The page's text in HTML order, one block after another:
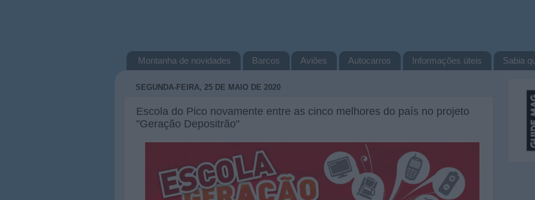
Montanha de novidades Barcos Aviões Autocarros Informações úteis Sabia
SEGUNDA-FEIRA, 25 DE MAIO DE 2020
Escola do Pico novamente entre as cinco melhores do país no projeto
"Geração Depositrão"